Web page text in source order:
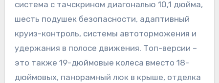
система с тачскрином диагональю 10,1 дюйма,
шесть подушек безопасности, адаптивный
круиз-контроль, системы автоторможения и
удержания в полосе движения. Топ-версии –
это также 19-дюймовые колеса вместо 18-
дюймовых, панорамный люк в крыше, отделка